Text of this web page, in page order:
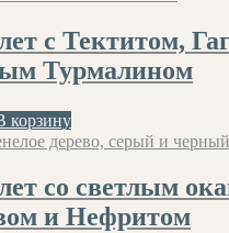
с Тектитом,
Турмалином
корзину
со светлым
и Нефритом